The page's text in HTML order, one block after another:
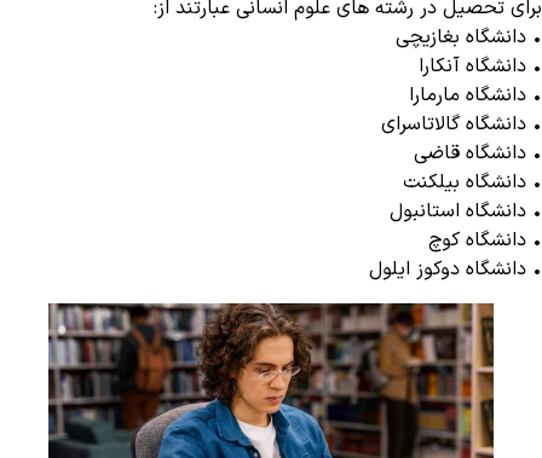
برای تحصیل در رشته های علوم انسانی عبارتند از:
• دانشگاه بغازیچی
• دانشگاه آنکارا
• دانشگاه مارمارا
• دانشگاه گالاتاسرای
• دانشگاه قاضی
• دانشگاه بیلکنت
• دانشگاه استانبول
• دانشگاه کوچ
• دانشگاه دوکوز ایلول